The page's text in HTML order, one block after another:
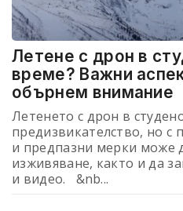
Летене с дрон в
време? Важни
обърнем внимание
Летенето с дрон в
предизвикателство, но с
и предпазни мерки може
изживяване, както и да
и видео. &nb...